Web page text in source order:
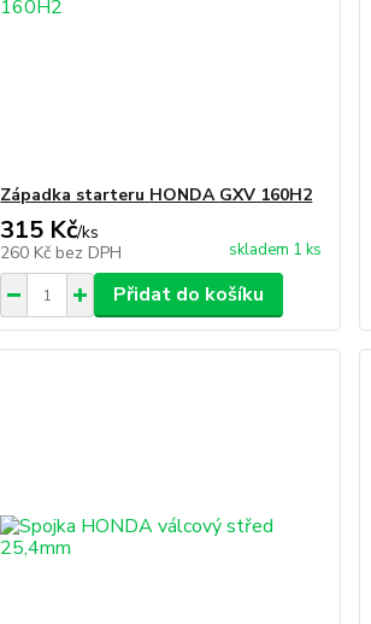
Západka starteru HONDA GXV 160H2
315 Kč/ks
260 Kč bez DPH skladem 1 ks
Přidat do košíku